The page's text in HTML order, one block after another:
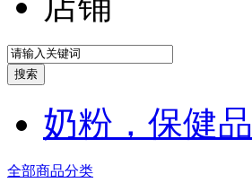
奶粉，保健品
全部商品分类